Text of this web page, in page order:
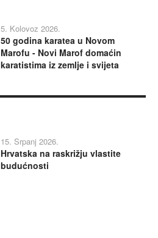
5. Kolovoz 2026.
50 godina karatea u Novom
Marofu - Novi Marof domaćin
karatistima iz zemlje i svijeta
15. Srpanj 2026.
Hrvatska na raskrižju vlastite
budućnosti